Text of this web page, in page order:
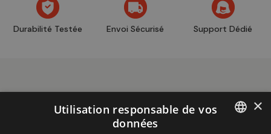
Durabilité Testée Envoi Sécurisé Support Dédié
×
Utilisation responsable de vos
données